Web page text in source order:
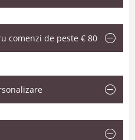
comenzi de peste € 80